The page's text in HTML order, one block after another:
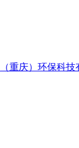
重庆）环保科技